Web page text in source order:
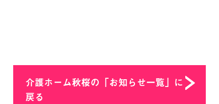
介護ホーム秋桜の「お知らせ一覧」に
戻る